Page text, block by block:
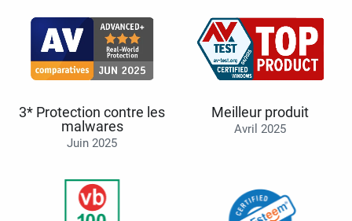
3* Protection contre les
malwares
Juin 2025
Meilleur produit
Avril 2025